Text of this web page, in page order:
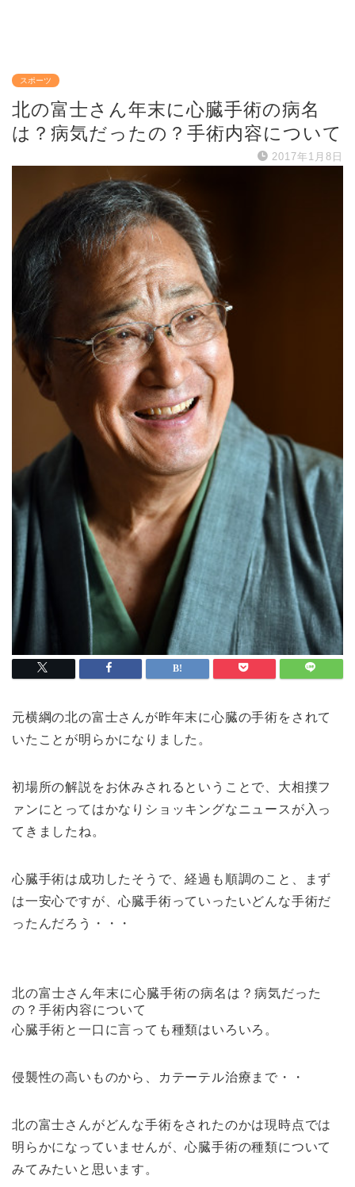
スポーツ
北の富士さん年末に心臓手術の病名
は？病気だったの？手術内容について
2017年1月8日
元横綱の北の富士さんが昨年末に心臓の手術をされて
いたことが明らかになりました。
初場所の解説をお休みされるということで、大相撲フ
ァンにとってはかなりショッキングなニュースが入っ
てきましたね。
心臓手術は成功したそうで、経過も順調のこと、まず
は一安心ですが、心臓手術っていったいどんな手術だ
ったんだろう・・・
北の富士さん年末に心臓手術の病名は？病気だった
の？手術内容について
心臓手術と一口に言っても種類はいろいろ。
侵襲性の高いものから、カテーテル治療まで・・
北の富士さんがどんな手術をされたのかは現時点では
明らかになっていませんが、心臓手術の種類について
みてみたいと思います。